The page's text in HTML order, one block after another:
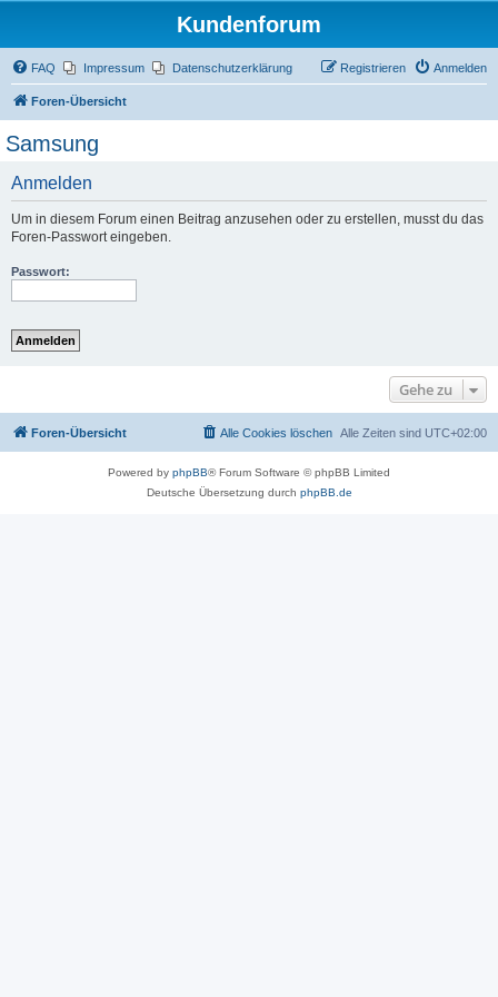
Kundenforum
FAQ Impressum Datenschutzerklärung Anmelden
Registrieren
Foren-Übersicht
Samsung
Anmelden
Um in diesem Forum einen Beitrag anzusehen oder zu erstellen, musst du das
Foren-Passwort eingeben.
Passwort:
Gehe zu
Foren-Übersicht Alle Zeiten sind UTC+02:00
Alle Cookies löschen
Powered by phpBB® Forum Software © phpBB Limited
Deutsche Übersetzung durch phpBB.de